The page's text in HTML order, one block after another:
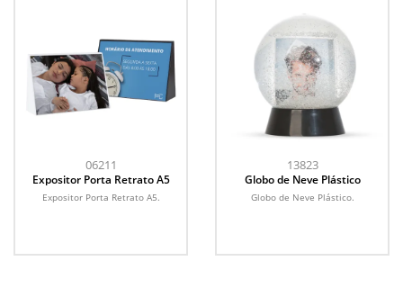
06211
Expositor Porta Retrato A5
Expositor Porta Retrato A5.
13823
Globo de Neve Plástico
Globo de Neve Plástico.